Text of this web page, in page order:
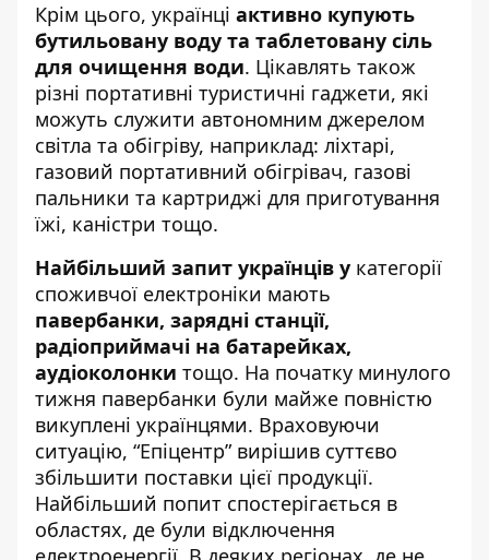
Крім цього, українці активно купують
бутильовану воду та таблетовану сіль
для очищення води. Цікавлять також
різні портативні туристичні гаджети, які
можуть служити автономним джерелом
світла та обігріву, наприклад: ліхтарі,
газовий портативний обігрівач, газові
пальники та картриджі для приготування
їжі, каністри тощо.
Найбільший запит українців у категорії
споживчої електроніки мають
павербанки, зарядні станції,
радіоприймачі на батарейках,
аудіоколонки тощо. На початку минулого
тижня павербанки були майже повністю
викуплені українцями. Враховуючи
ситуацію, “Епіцентр” вирішив суттєво
збільшити поставки цієї продукції.
Найбільший попит спостерігається в
областях, де були відключення